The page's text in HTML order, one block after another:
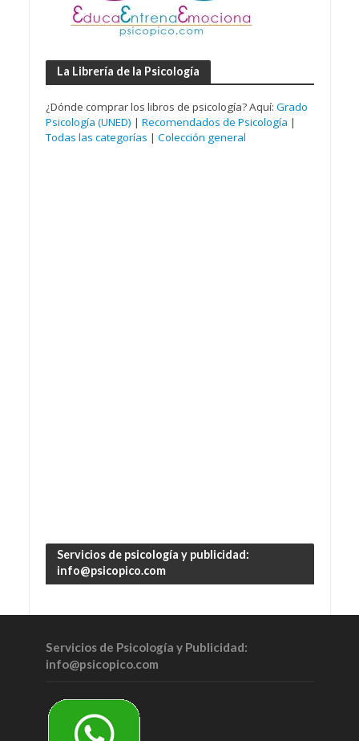
La Librería de la Psicología
¿Dónde comprar los libros de psicología? Aquí: Grado
Psicología (UNED) | Recomendados de Psicología |
Todas las categorías | Colección general
Servicios de psicología y publicidad:
info@psicopico.com
Servicios de Psicología y Publicidad:
info@psicopico.com